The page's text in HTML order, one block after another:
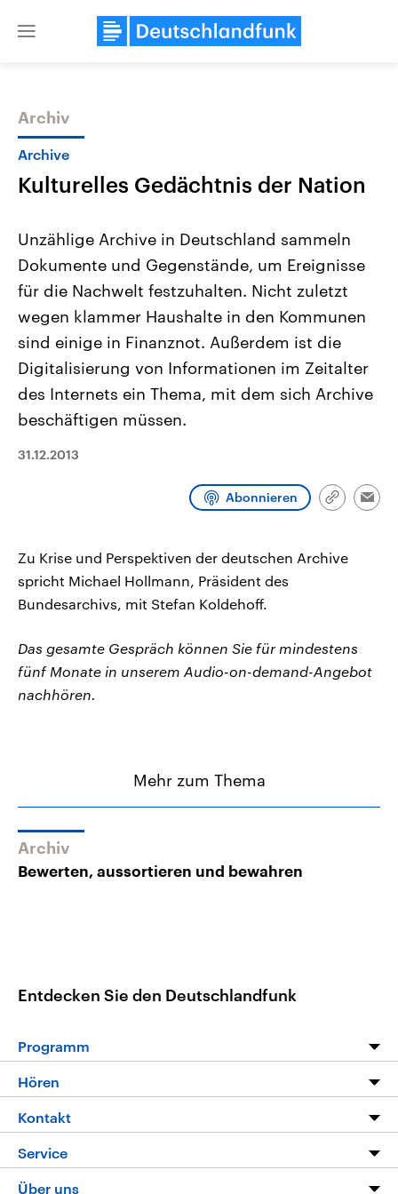
Close
Themen
Landtagswahl Sachsen-Anhalt
2026
Alle Informationen
Sachsen-Anhalt wählt am 6.
September 2026 einen neuen
Landtag. Seit 2021 wird das
Bundesland von einer Koalition aus
Umfragen, Prognosen,
und Hintergründe zu den Parteien
USA
Aktuelle Beiträge,
Hintergründe
Wirtschaftlich und
gehören die Vereinigten
mit großem Einfluss auf
Sendungen
Archiv
Archive
Kulturelles Gedächtnis der Nation
Unzählige Archive in Deutschland sammeln
Dokumente und Gegenstände, um Ereignisse
für die Nachwelt festzuhalten. Nicht zuletzt
wegen klammer Haushalte in den Kommunen
sind einige in Finanznot. Außerdem ist die
Digitalisierung von Informationen im Zeitalter
des Internets ein Thema, mit dem sich Archive
beschäftigen müssen.
31.12.2013
Abonnieren
Link
Zu Krise und Perspektiven der deutschen Archive
spricht Michael Hollmann, Präsident des
Bundesarchivs, mit Stefan Koldehoff.
Das gesamte Gespräch können Sie für mindestens
fünf Monate in unserem Audio-on-demand-Angebot
nachhören.
Mehr zum Thema
Archiv
Bewerten, aussortieren und bewahren
Entdecken Sie den Deutschlandfunk
Programm
Programm
Die Nachrichten
Nachrichtenleicht
Neue Beiträge auf dlf.de
Hören
Livestream
Podcasts
Kontakt
Hörerservice
Service
FAQ
Über uns